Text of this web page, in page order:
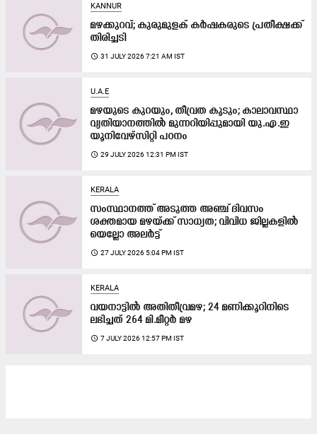
KANNUR
മഴക്കുറവ്; കുരുമുളക് കർഷകരുടെ പ്രതീക്ഷക്ക്
തിരിച്ചടി
access_time 31 JULY 2026 7:21 AM IST
U.A.E
മഴയുടെ കുറയും, തീവ്രത കൂടും; കാലാവസ്ഥാ
വ്യതിയാനത്തിൽ മുന്നറിയിപ്പുമായി യു.എ.ഇ
യൂനിവേഴ്സിറ്റി പഠനം
access_time 29 JULY 2026 12:31 PM IST
KERALA
സംസ്ഥാനത്ത് അടുത്ത അഞ്ച് ദിവസം
ശക്തമായ മഴയ്ക്ക് സാധ്യത; വിവിധ ജില്ലകളിൽ
യെല്ലോ അലർട്ട്
access_time 27 JULY 2026 5:04 PM IST
KERALA
വയനാട്ടിൽ അതിതീവ്രമഴ; 24 മണിക്കൂറിനിടെ
ലഭിച്ചത് 264 മി.മീറ്റർ മഴ
access_time 7 JULY 2026 12:57 PM IST